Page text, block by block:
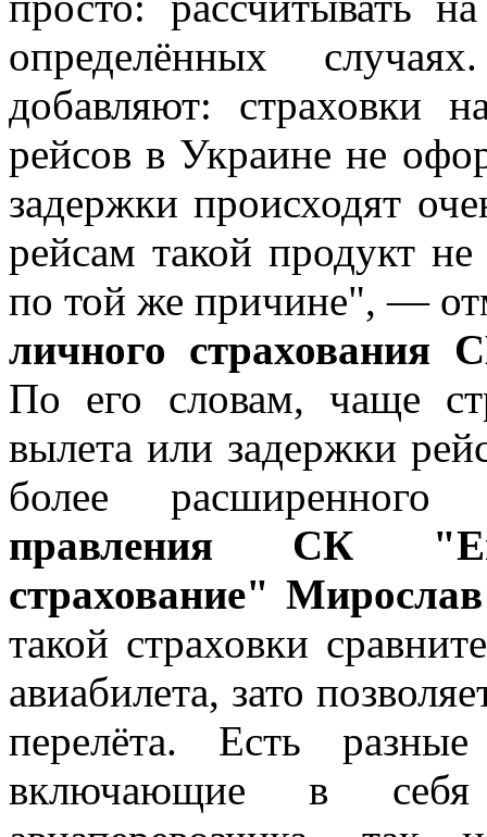
определённых
добавляют: страховки
рейсов в Украине не
задержки происходят
рейсам такой продукт
по той же причине", —
личного
По его словам, чаще
вылета или задержки
более
правления СК
страхование"
такой страховки
авиабилета, зато
перелёта. Есть
включающие в